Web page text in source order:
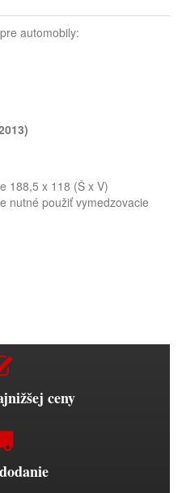
automobily:
188,5 x 118 (Š x V)
nutné použiť vymedzovacie
ceny